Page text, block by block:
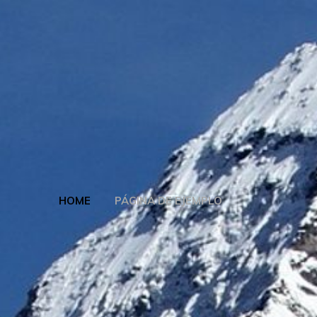
HOME PÁGINA DE EJEMPLO